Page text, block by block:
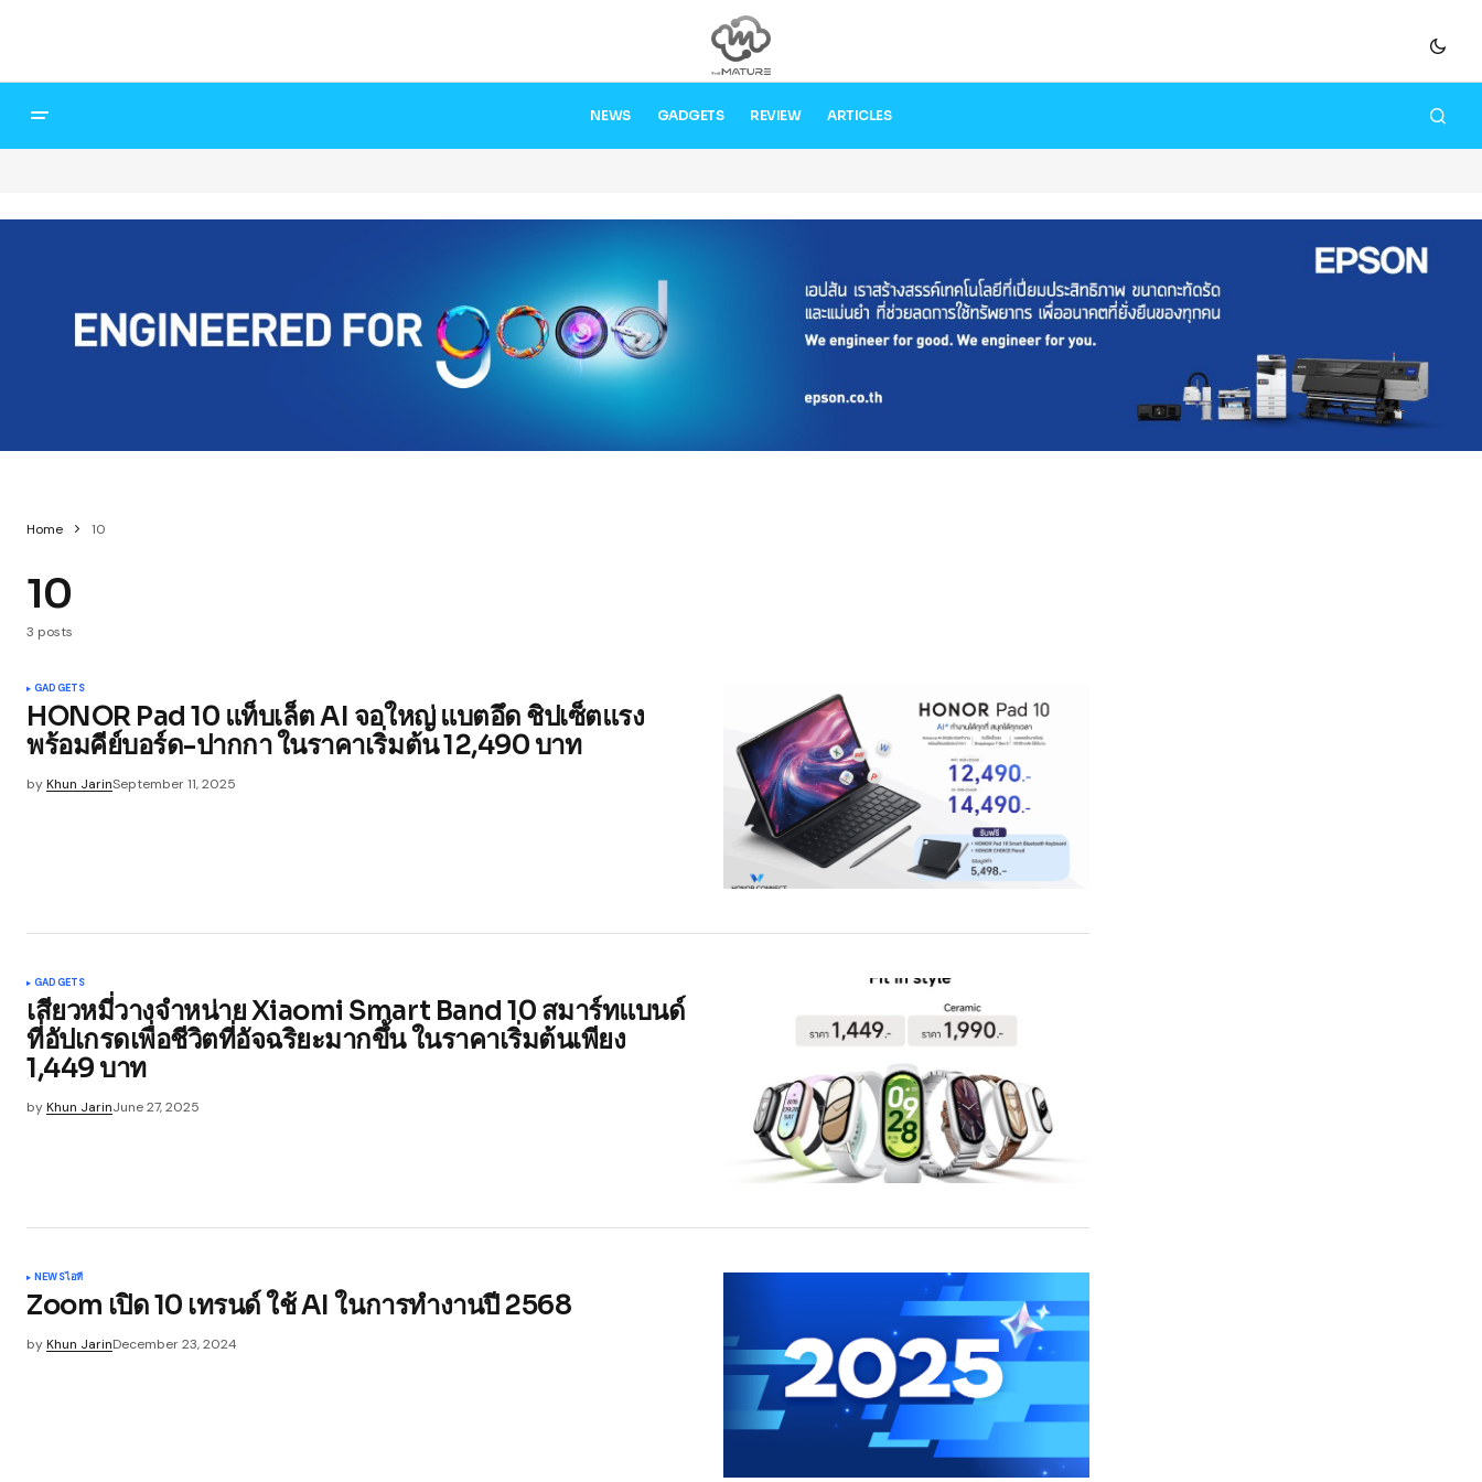
NEWS GADGETS REVIEW ARTICLES
Home 10
10
3 posts
GADGETS
HONOR Pad 10 แท็บเล็ต AI จอใหญ่ แบตอึด ชิปเซ็ตแรง
พร้อมคีย์บอร์ด-ปากกา ในราคาเริ่มต้น 12,490 บาท
byKhun JarinSeptember 11, 2025
GADGETS
เสียวหมี่วางจำหน่าย Xiaomi Smart Band 10 สมาร์ทแบนด์
ที่อัปเกรดเพื่อชีวิตที่อัจฉริยะมากขึ้น ในราคาเริ่มต้นเพียง
1,449 บาท
byKhun JarinJune 27, 2025
NEWSไอที
Zoom เปิด 10 เทรนด์ ใช้ AI ในการทำงานปี 2568
byKhun JarinDecember 23, 2024